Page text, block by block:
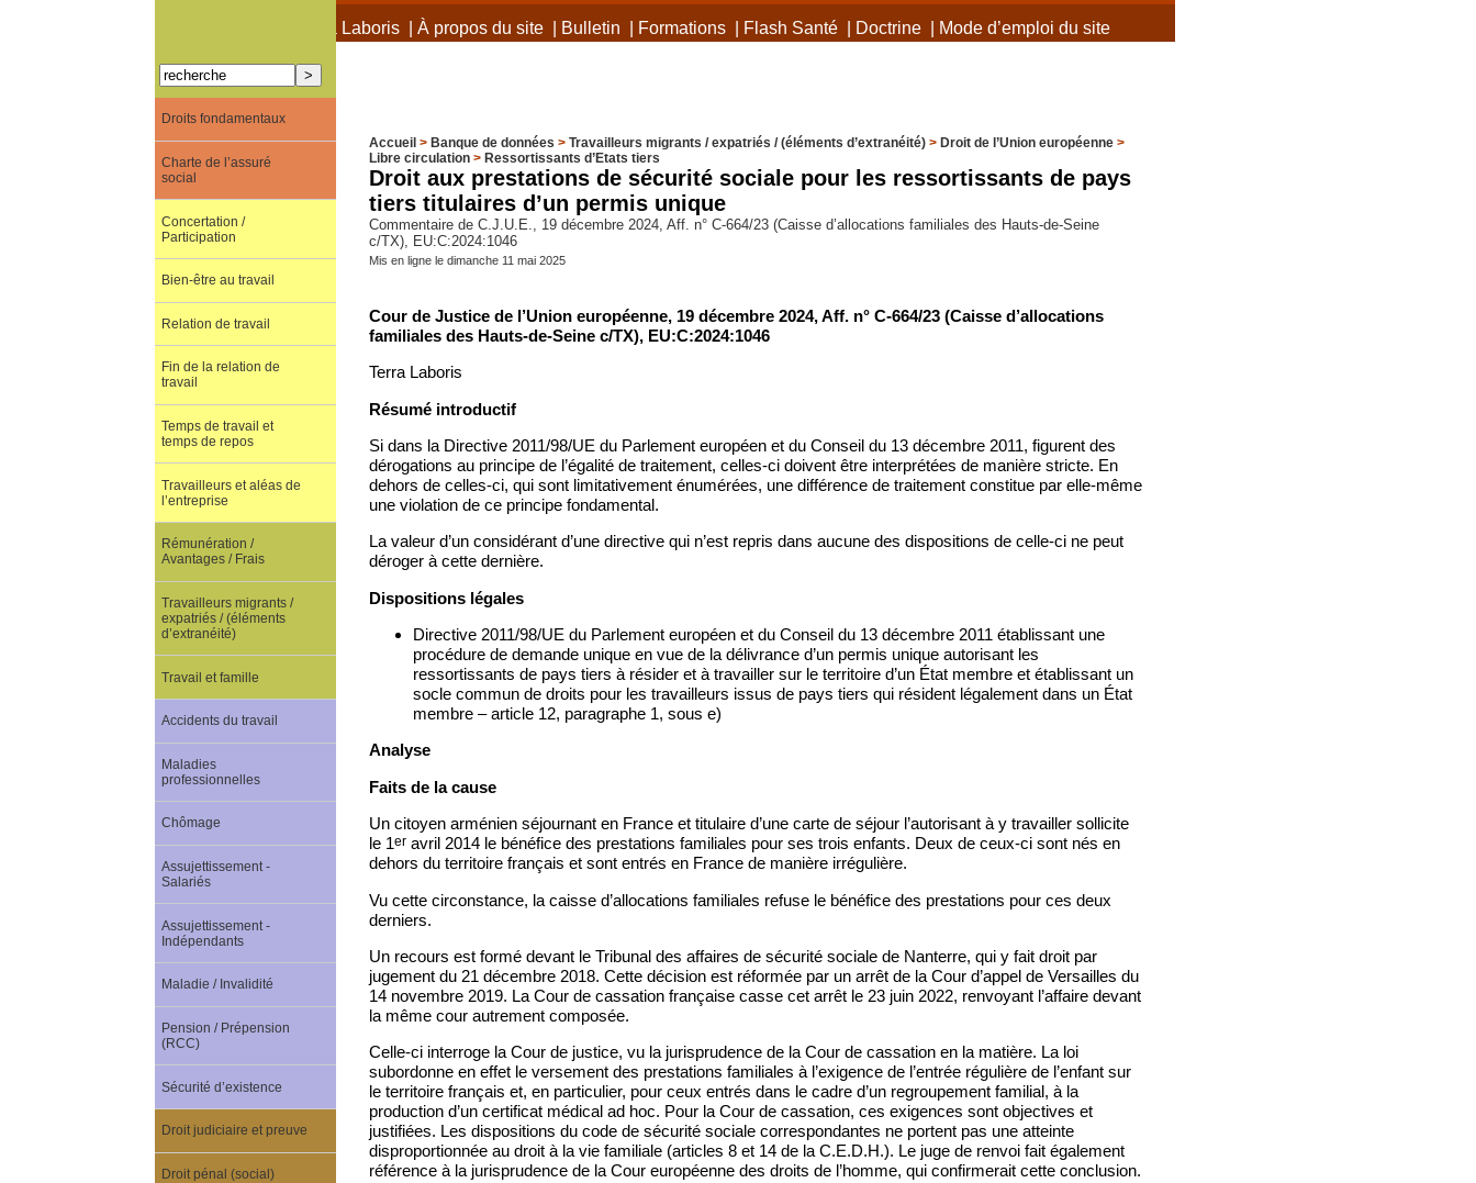
À propos de Terra Laboris| À propos du site| Bulletin Formations| Flash Santé| Doctrine| Mode d’emploi du site
Accueil > Banque de données > Travailleurs migrants / expatriés / (éléments d’extranéité)> Droit de l’Union européenne>
Libre circulation> Ressortissants d’Etats tiers
Droit aux prestations de sécurité sociale pour les ressortissants de pays
tiers titulaires d’un permis unique
Commentaire de C.J.U.E., 19 décembre 2024, Aff. n° C-664/23 (Caisse d’allocations familiales des Hauts-de-Seine
c/TX), EU:C:2024:1046
Mis en ligne le dimanche 11 mai 2025
Cour de Justice de l’Union européenne, 19 décembre 2024, Aff. n° C-664/23 (Caisse d’allocations
familiales des Hauts-de-Seine c/TX), EU:C:2024:1046
Terra Laboris
Résumé introductif
Si dans la Directive 2011/98/UE du Parlement européen et du Conseil du 13 décembre 2011, figurent des
dérogations au principe de l’égalité de traitement, celles-ci doivent être interprétées de manière stricte. En
dehors de celles-ci, qui sont limitativement énumérées, une différence de traitement constitue par elle-même
une violation de ce principe fondamental.
La valeur d’un considérant d’une directive qui n’est repris dans aucune des dispositions de celle-ci ne peut
déroger à cette dernière.
Dispositions légales
Directive 2011/98/UE du Parlement européen et du Conseil du 13 décembre 2011 établissant une
procédure de demande unique en vue de la délivrance d’un permis unique autorisant les
ressortissants de pays tiers à résider et à travailler sur le territoire d’un État membre et établissant un
socle commun de droits pour les travailleurs issus de pays tiers qui résident légalement dans un État
membre – article 12, paragraphe 1, sous e)
Analyse
Faits de la cause
Un citoyen arménien séjournant en France et titulaire d’une carte de séjour l’autorisant à y travailler sollicite
le 1eravril 2014 le bénéfice des prestations familiales pour ses trois enfants. Deux de ceux-ci sont nés en
dehors du territoire français et sont entrés en France de manière irrégulière.
Vu cette circonstance, la caisse d’allocations familiales refuse le bénéfice des prestations pour ces deux
derniers.
Un recours est formé devant le Tribunal des affaires de sécurité sociale de Nanterre, qui y fait droit par
jugement du 21 décembre 2018. Cette décision est réformée par un arrêt de la Cour d’appel de Versailles du
14 novembre 2019. La Cour de cassation française casse cet arrêt le 23 juin 2022, renvoyant l’affaire devant
la même cour autrement composée.
Celle-ci interroge la Cour de justice, vu la jurisprudence de la Cour de cassation en la matière. La loi
subordonne en effet le versement des prestations familiales à l’exigence de l’entrée régulière de l’enfant sur
le territoire français et, en particulier, pour ceux entrés dans le cadre d’un regroupement familial, à la
production d’un certificat médical ad hoc. Pour la Cour de cassation, ces exigences sont objectives et
justifiées. Les dispositions du code de sécurité sociale correspondantes ne portent pas une atteinte
disproportionnée au droit à la vie familiale (articles 8 et 14 de la C.E.D.H.). Le juge de renvoi fait également
référence à la jurisprudence de la Cour européenne des droits de l’homme, qui confirmerait cette conclusion.
Droits fondamentaux
Charte de l’assuré
social
Concertation /
Participation
Bien-être au travail
Relation de travail
Fin de la relation de
travail
Temps de travail et
temps de repos
Travailleurs et aléas de
l’entreprise
Rémunération /
Avantages / Frais
Travailleurs migrants /
expatriés / (éléments
d’extranéité)
Travail et famille
Accidents du travail
Maladies
professionnelles
Chômage
Assujettissement -
Salariés
Assujettissement -
Indépendants
Maladie / Invalidité
Pension / Prépension
(RCC)
Sécurité d’existence
Droit judiciaire et preuve
Droit pénal (social)